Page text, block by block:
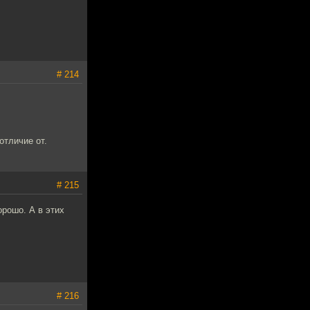
# 214
от.
# 215
А в этих
# 216